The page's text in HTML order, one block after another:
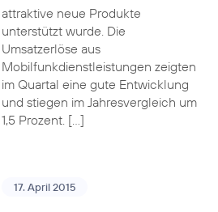
attraktive neue Produkte
unterstützt wurde. Die
Umsatzerlöse aus
Mobilfunkdienstleistungen zeigten
im Quartal eine gute Entwicklung
und stiegen im Jahresvergleich um
1,5 Prozent. […]
17. April 2015